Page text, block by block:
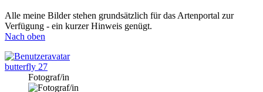
Alle meine Bilder stehen grundsätzlich für das Artenportal zur
Verfügung - ein kurzer Hinweis genügt.
Nach oben
butterfly 27
Fotograf/in